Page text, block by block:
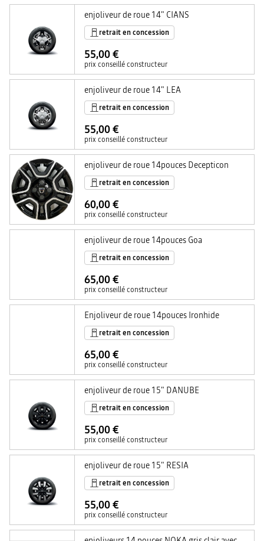
enjoliveur de roue 14" CIANS
retrait en concession
55,00 €
prix conseillé constructeur
enjoliveur de roue 14" LEA
retrait en concession
55,00 €
prix conseillé constructeur
enjoliveur de roue 14pouces Decepticon
retrait en concession
60,00 €
prix conseillé constructeur
enjoliveur de roue 14pouces Goa
retrait en concession
65,00 €
prix conseillé constructeur
Enjoliveur de roue 14pouces Ironhide
retrait en concession
65,00 €
prix conseillé constructeur
enjoliveur de roue 15" DANUBE
retrait en concession
55,00 €
prix conseillé constructeur
enjoliveur de roue 15" RESIA
retrait en concession
55,00 €
prix conseillé constructeur